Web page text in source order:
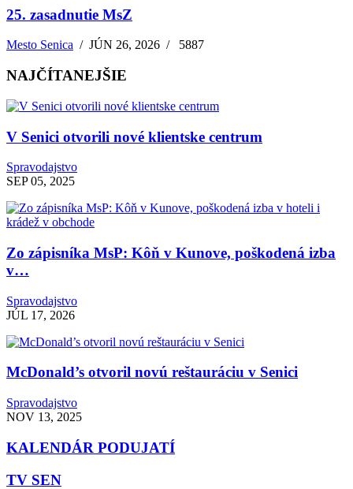
25. zasadnutie MsZ
Mesto Senica /JÚN 26, 2026 / 5887
NAJČÍTANEJŠIE
V Senici otvorili nové klientske centrum
Spravodajstvo
SEP 05, 2025
Zo zápisníka MsP: Kôň v Kunove, poškodená izba
v…
Spravodajstvo
JÚL 17, 2026
McDonald’s otvoril novú reštauráciu v Senici
Spravodajstvo
NOV 13, 2025
KALENDÁR PODUJATÍ
TV SEN